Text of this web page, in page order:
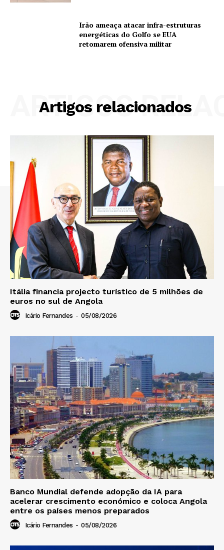
Irão ameaça atacar infra-estruturas
energéticas do Golfo se EUA
retomarem ofensiva militar
Artigos relacionados
ARTIGOS
Itália financia projecto turístico de 5 milhões de
euros no sul de Angola
Icário Fernandes - 05/08/2026
Banco Mundial defende adopção da IA para
acelerar crescimento económico e coloca Angola
entre os países menos preparados
Icário Fernandes - 05/08/2026